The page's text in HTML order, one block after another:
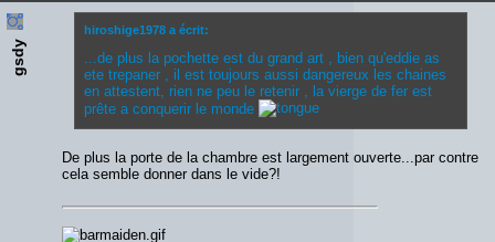
gsdy
hiroshige1978 a écrit:
...de plus la pochette est du grand art , bien qu'eddie as
ete trepaner , il est toujours aussi dangereux les chaines
en attestent, rien ne peu le retenir , la vierge de fer est
prête a conquerir le monde
De plus la porte de la chambre est largement ouverte...par contre
cela semble donner dans le vide?!